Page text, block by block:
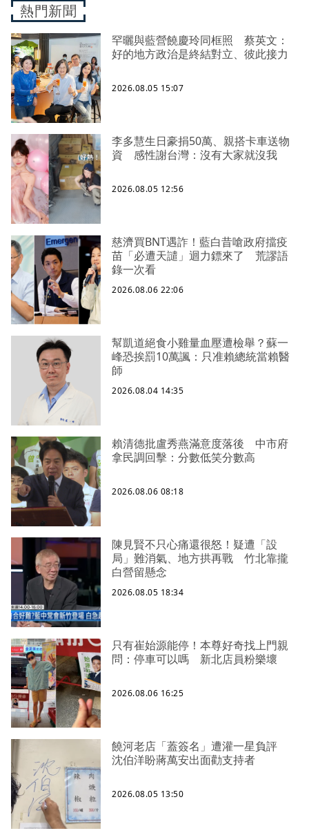
熱門新聞
罕曬與藍營饒慶玲同框照 蔡英文：
好的地方政治是終結對立、彼此接力
2026.08.05 15:07
李多慧生日豪捐50萬、親搭卡車送物
資 感性謝台灣：沒有大家就沒我
2026.08.05 12:56
慈濟買BNT遇詐！藍白昔嗆政府擋疫
苗「必遭天譴」迴力鏢來了 荒謬語
錄一次看
2026.08.06 22:06
幫凱道絕食小雞量血壓遭檢舉？蘇一
峰恐挨罰10萬諷：只准賴總統當賴醫
師
2026.08.04 14:35
賴清德批盧秀燕滿意度落後 中市府
拿民調回擊：分數低笑分數高
2026.08.06 08:18
陳見賢不只心痛還很怒！疑遭「設
局」難消氣、地方拱再戰 竹北靠攏
白營留懸念
2026.08.05 18:34
只有崔始源能停！本尊好奇找上門親
問：停車可以嗎 新北店員粉樂壞
2026.08.06 16:25
饒河老店「蓋簽名」遭灌一星負評
沈伯洋盼蔣萬安出面勸支持者
2026.08.05 13:50